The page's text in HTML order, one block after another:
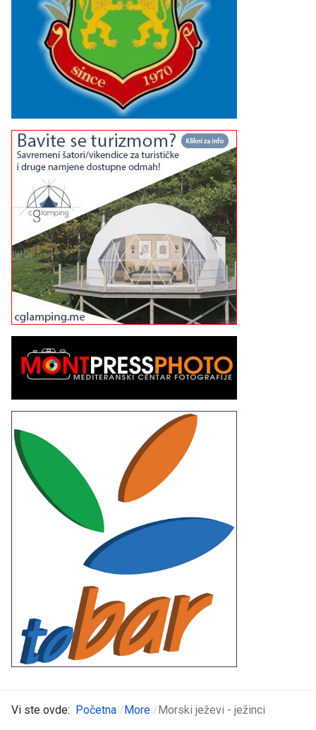
Vi ste ovde: Početna More Morski ježevi - ježinci